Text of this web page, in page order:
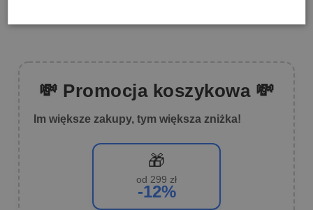
💸 Promocja koszykowa 💸
Im większe zakupy, tym większa zniżka!
🎁
od 299 zł
-12%